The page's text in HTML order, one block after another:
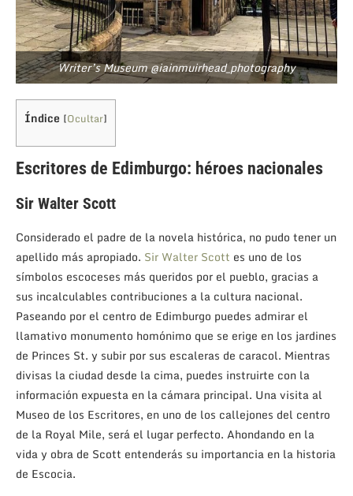
Writer’s Museum @iainmuirhead_photography
Índice [Ocultar]
Escritores de Edimburgo: héroes nacionales
Sir Walter Scott
Considerado el padre de la novela histórica, no pudo tener un
apellido más apropiado. Sir Walter Scott es uno de los
símbolos escoceses más queridos por el pueblo, gracias a
sus incalculables contribuciones a la cultura nacional.
Paseando por el centro de Edimburgo puedes admirar el
llamativo monumento homónimo que se erige en los jardines
de Princes St. y subir por sus escaleras de caracol. Mientras
divisas la ciudad desde la cima, puedes instruirte con la
información expuesta en la cámara principal. Una visita al
Museo de los Escritores, en uno de los callejones del centro
de la Royal Mile, será el lugar perfecto. Ahondando en la
vida y obra de Scott entenderás su importancia en la historia
de Escocia.